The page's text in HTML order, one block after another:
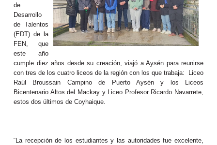
de
Desarrollo
de Talentos
(EDT) de la
FEN, que
este año
cumple diez años desde su creación, viajó a Aysén para reunirse
con tres de los cuatro liceos de la región con los que trabaja: Liceo
Raúl Broussain Campino de Puerto Aysén y los Liceos
Bicentenario Altos del Mackay y Liceo Profesor Ricardo Navarrete,
estos dos últimos de Coyhaique.
“La recepción de los estudiantes y las autoridades fue excelente,